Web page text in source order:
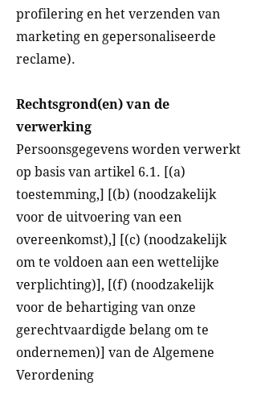
profilering en het verzenden van
marketing en gepersonaliseerde
reclame).
Rechtsgrond(en) van de
verwerking
Persoonsgegevens worden verwerkt
op basis van artikel 6.1. [(a)
toestemming,] [(b) (noodzakelijk
voor de uitvoering van een
overeenkomst),] [(c) (noodzakelijk
om te voldoen aan een wettelijke
verplichting)], [(f) (noodzakelijk
voor de behartiging van onze
gerechtvaardigde belang om te
ondernemen)] van de Algemene
Verordening